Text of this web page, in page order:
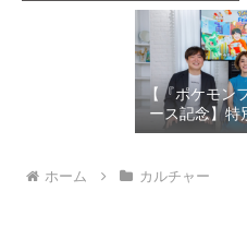
【『ポケモン
ース記念】特
るって、楽し
ホーム カルチャー